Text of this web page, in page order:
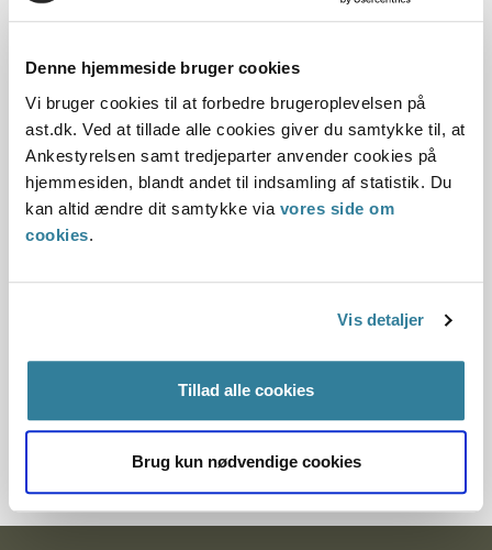
Denne hjemmeside bruger cookies
Vi bruger cookies til at forbedre brugeroplevelsen på
ast.dk. Ved at tillade alle cookies giver du samtykke til, at
Ankestyrelsen samt tredjeparter anvender cookies på
hjemmesiden, blandt andet til indsamling af statistik. Du
kan altid ændre dit samtykke via vores side om
cookies.
Vis detaljer
Tillad alle cookies
Brug kun nødvendige cookies
Dato for underskrift
01.09.2012
Offentliggørelsesdato